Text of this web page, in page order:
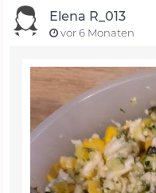
Elena R_013
vor 6 Monaten